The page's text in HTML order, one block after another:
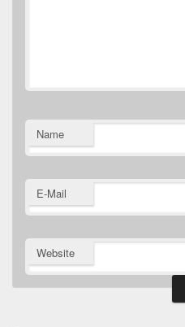
Name
E-Mail
Website